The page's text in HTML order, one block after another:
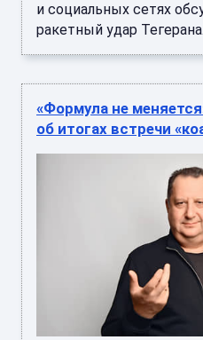
и социальных сетях
ракетный удар
«Формула не
об итогах встречи